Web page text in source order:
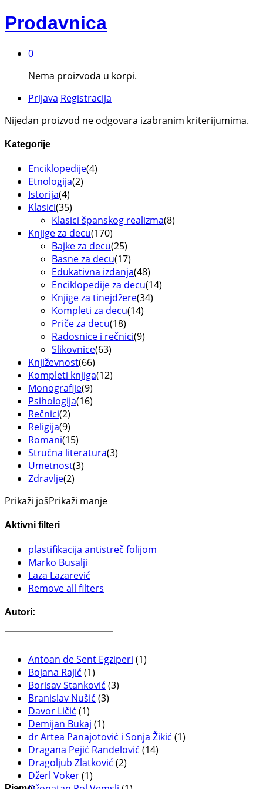
Prodavnica
0
Nema proizvoda u korpi.
Prijava Registracija
Nijedan proizvod ne odgovara izabranim kriterijumima.
Kategorije
Enciklopedije(4)
Etnologija(2)
Istorija(4)
Klasici(35)
Klasici španskog realizma(8)
Knjige za decu(170)
Bajke za decu(25)
Basne za decu(17)
Edukativna izdanja(48)
Enciklopedije za decu(14)
Knjige za tinejdžere(34)
Kompleti za decu(14)
Priče za decu(18)
Radosnice i rečnici(9)
Slikovnice(63)
Književnost(66)
Kompleti knjiga(12)
Monografije(9)
Psihologija(16)
Rečnici(2)
Religija(9)
Romani(15)
Stručna literatura(3)
Umetnost(3)
Zdravlje(2)
Prikaži jošPrikaži manje
Aktivni filteri
plastifikacija antistreč folijom
Marko Busalji
Laza Lazarević
Remove all filters
Autori:
Antoan de Sent Egziperi (1)
Bojana Rajić (1)
Borisav Stanković (3)
Branislav Nušić (3)
Davor Ličić (1)
Demijan Bukaj (1)
dr Artea Panajotović i Sonja Žikić (1)
Dragana Pejić Ranđelović (14)
Dragoljub Zlatković (2)
Džerl Voker(1)